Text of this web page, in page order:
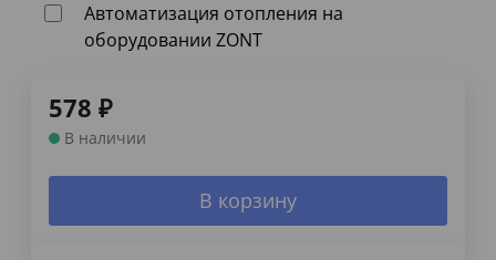
Автоматизация отопления на
оборудовании ZONT
578 ₽
В наличии
В корзину